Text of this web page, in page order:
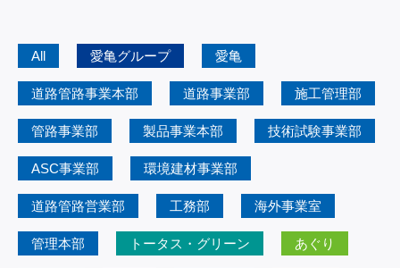
All 愛亀グループ 愛亀
道路管路事業本部 道路事業部 施工管理部
管路事業部 製品事業本部 技術試験事業部
ASC事業部 環境建材事業部
道路管路営業部 工務部 海外事業室
管理本部 トータス・グリーン あぐり